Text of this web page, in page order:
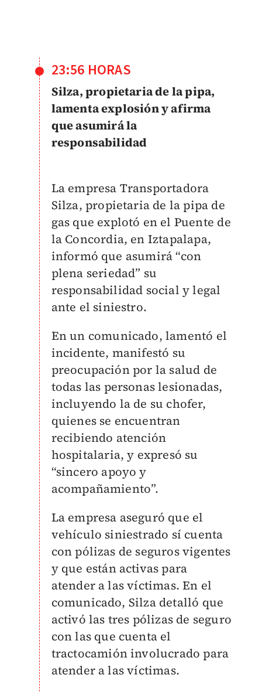
23:56 HORAS
Silza, propietaria de la pipa,
lamenta explosión y afirma
que asumirá la
responsabilidad
La empresa Transportadora
Silza, propietaria de la pipa de
gas que explotó en el Puente de
la Concordia, en Iztapalapa,
informó que asumirá “con
plena seriedad” su
responsabilidad social y legal
ante el siniestro.
En un comunicado, lamentó el
incidente, manifestó su
preocupación por la salud de
todas las personas lesionadas,
incluyendo la de su chofer,
quienes se encuentran
recibiendo atención
hospitalaria, y expresó su
“sincero apoyo y
acompañamiento”.
La empresa aseguró que el
vehículo siniestrado sí cuenta
con pólizas de seguros vigentes
y que están activas para
atender a las víctimas. En el
comunicado, Silza detalló que
activó las tres pólizas de seguro
con las que cuenta el
tractocamión involucrado para
atender a las víctimas.